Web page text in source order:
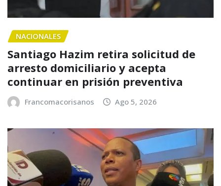
NACIONALES
Santiago Hazim retira solicitud de
arresto domiciliario y acepta
continuar en prisión preventiva
Francomacorisanos Ago 5, 2026